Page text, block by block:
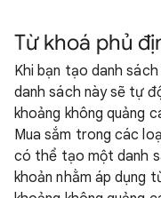
Từ khoá phủ
Khi bạn tạo danh
danh sách này sẽ tự
khoảng không quảng
Mua sắm trong các
có thể tạo một danh
khoản nhằm áp dụng